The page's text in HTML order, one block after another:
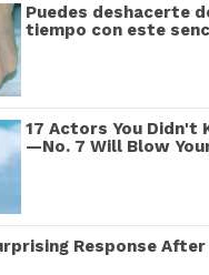
Puedes deshacerte
tiempo con este
17 Actors You Didn't
—No. 7 Will Blow
Response After